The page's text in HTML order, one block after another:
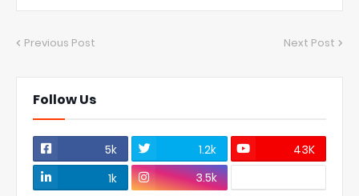
Previous Post Next Post
Follow Us
5k 1.2k
43K
1k
3.5k